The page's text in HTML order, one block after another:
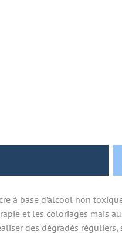
à base d’alcool non
et les coloriages mais
des dégradés